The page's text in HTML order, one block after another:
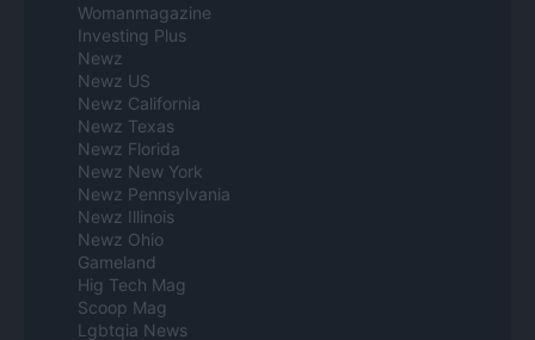
Womanmagazine
Investing Plus
Newz
Newz US
Newz California
Newz Texas
Newz Florida
Newz New York
Newz Pennsylvania
Newz Illinois
Newz Ohio
Gameland
Hig Tech Mag
Scoop Mag
Lgbtqia News